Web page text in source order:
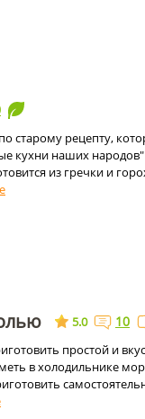
старому рецепту,
кухни наших
из гречки и
5.0 10
простой и
в холодильнике